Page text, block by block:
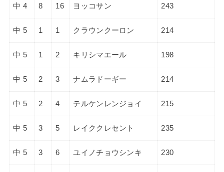
中 4 8 16 ヨッコサン 243
中 5 1 1 クラウンクーロン 214
中 5 1 2 キリシマエール 198
中 5 2 3 ナムラドーギー 214
中 5 2 4 テルケンレンジョイ 215
中 5 3 5 レイククレセント 235
中 5 3 6 ユイノチョウシンキ 230